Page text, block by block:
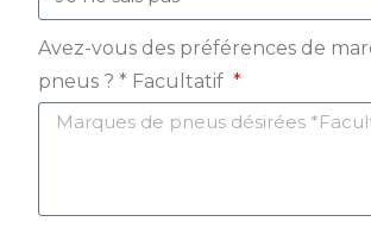
Avez-vous des préférences de
pneus ? * Facultatif